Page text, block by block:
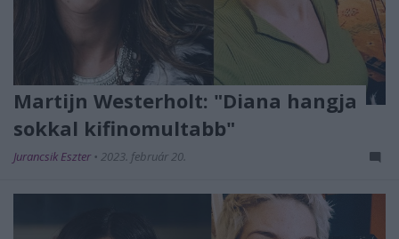
Martijn Westerholt: "Diana hangja
sokkal kifinomultabb"
Jurancsik Eszter • 2023. február 20.